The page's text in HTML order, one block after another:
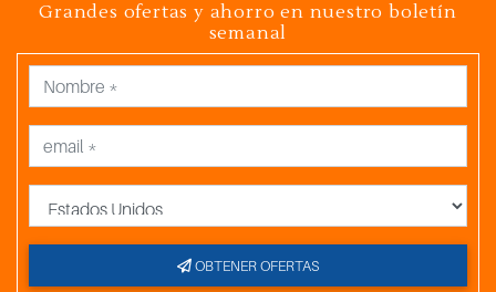
Grandes ofertas y ahorro en nuestro boletín
semanal
OBTENER OFERTAS